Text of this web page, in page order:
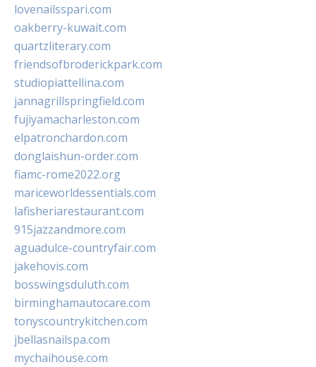
lovenailsspari.com
oakberry-kuwait.com
quartzliterary.com
friendsofbroderickpark.com
studiopiattellina.com
jannagrillspringfield.com
fujiyamacharleston.com
elpatronchardon.com
donglaishun-order.com
fiamc-rome2022.org
mariceworldessentials.com
lafisheriarestaurant.com
915jazzandmore.com
aguadulce-countryfair.com
jakehovis.com
bosswingsduluth.com
birminghamautocare.com
tonyscountrykitchen.com
jbellasnailspa.com
mychaihouse.com